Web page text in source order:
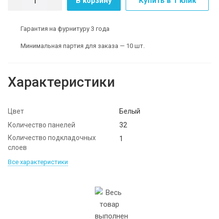
Гарантия на фурнитуру 3 года
Минимальная партия для заказа — 10 шт.
Характеристики
Цвет
Белый
Количество панелей
32
Количество подкладочных
слоев
1
Все характеристики